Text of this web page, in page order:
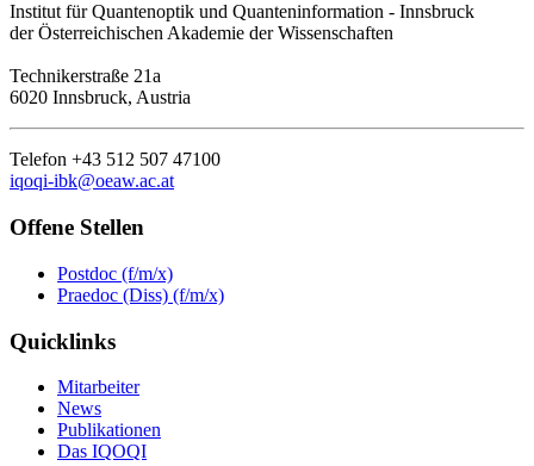
Institut für Quantenoptik und Quanteninformation - Innsbruck
der Österreichischen Akademie der Wissenschaften
Technikerstraße 21a
6020 Innsbruck, Austria
Telefon +43 512 507 47100
iqoqi-ibk@oeaw.ac.at
Offene Stellen
Postdoc (f/m/x)
Praedoc (Diss) (f/m/x)
Quicklinks
Mitarbeiter
News
Publikationen
Das IQOQI